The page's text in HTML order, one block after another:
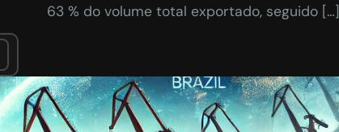
63 % do volume total exportado, seguido […]